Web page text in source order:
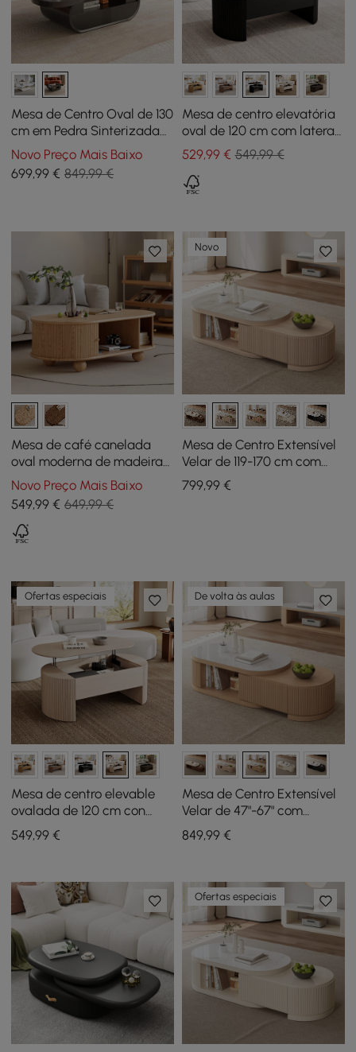
Mesa de Centro Oval de 130
cm em Pedra Sinterizada
com Arrumação
Novo Preço Mais Baixo
699,99 € 849,99 €
Mesa de centro elevatória
oval de 120 cm com laterais
caneladas, preta
529,99€ 549,99 €
Mesa de café canelada
oval moderna de madeira
maciça natural Stria 1200
mm com armazenamento
Novo Preço Mais Baixo
549,99 € 649,99 €
Novo
Mesa de Centro Extensível
Velar de 119-170 cm com
Tampo de Pedra
Sinterizada e
799,99€
Ofertas especiais
Mesa de centro elevable
ovalada de 120 cm con
laterales acanalados
blanco lavado
549,99 €
De volta às aulas
Mesa de Centro Extensível
Velar de 47"-67" com
Tampo de Pedra
Sinterizada e
849,99€
Ofertas especiais